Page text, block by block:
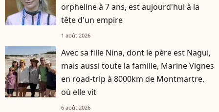
orpheline à 7 ans, est aujourd'hui à la
tête d'un empire
1 août 2026
Avec sa fille Nina, dont le père est Nagui,
mais aussi toute la famille, Marine Vignes
en road-trip à 8000km de Montmartre,
où elle vit
6 août 2026